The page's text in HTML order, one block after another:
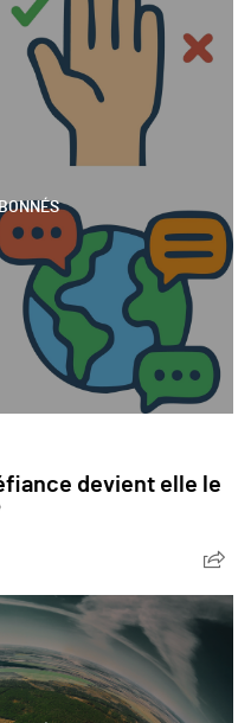
devient elle le